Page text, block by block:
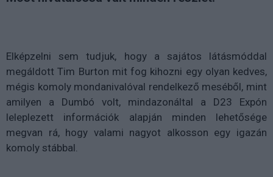
Elképzelni sem tudjuk, hogy a sajátos látásmóddal
megáldott Tim Burton mit fog kihozni egy olyan kedves,
mégis komoly mondanivalóval rendelkező meséből, mint
amilyen a Dumbó volt, mindazonáltal a D23 Expón
leleplezett információk alapján minden lehetősége
megvan rá, hogy valami nagyot alkosson egy igazán
komoly stábbal.